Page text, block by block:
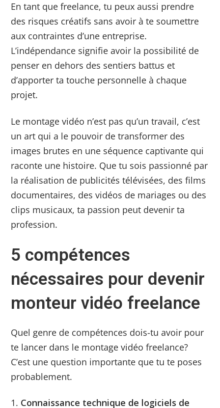
En tant que freelance, tu peux aussi prendre
des risques créatifs sans avoir à te soumettre
aux contraintes d’une entreprise.
L’indépendance signifie avoir la possibilité de
penser en dehors des sentiers battus et
d’apporter ta touche personnelle à chaque
projet.
Le montage vidéo n’est pas qu’un travail, c’est
un art qui a le pouvoir de transformer des
images brutes en une séquence captivante qui
raconte une histoire. Que tu sois passionné par
la réalisation de publicités télévisées, des films
documentaires, des vidéos de mariages ou des
clips musicaux, ta passion peut devenir ta
profession.
5 compétences
nécessaires pour devenir
monteur vidéo freelance
Quel genre de compétences dois-tu avoir pour
te lancer dans le montage vidéo freelance?
C’est une question importante que tu te poses
probablement.
Connaissance technique de logiciels de